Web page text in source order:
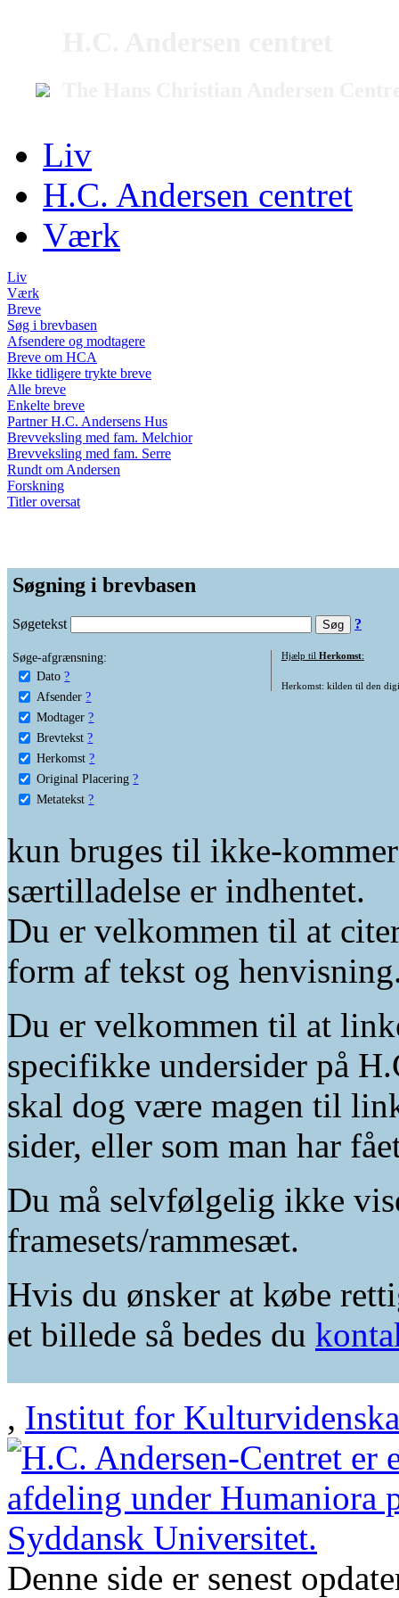
Liv
H.C. Andersen centret
Værk
Liv
Værk
Breve
Søg i brevbasen
Afsendere og modtagere
Breve om HCA
Ikke tidligere trykte breve
Alle breve
Enkelte breve
Partner H.C. Andersens Hus
Brevveksling med fam. Melchior
Brevveksling med fam. Serre
Rundt om Andersen
Forskning
Titler oversat
Søgning i brevbasen
Søgetekst ?
Søge-afgrænsning:
Dato ?
Afsender ?
Modtager ?
Brevtekst ?
Herkomst ?
Original Placering ?
Metatekst ?
Hjælp til Herkomst:
Herkomst: kilden til den
kun bruges til ikke-
særtilladelse er indhentet.
Du er velkommen til at
form af tekst og
Du er velkommen til at
specifikke undersider på
skal dog være magen til
sider, eller som man har
Du må selvfølgelig ikke
framesets/rammesæt.
Hvis du ønsker at købe
et billede så bedes du
, Institut for
Denne side er senest